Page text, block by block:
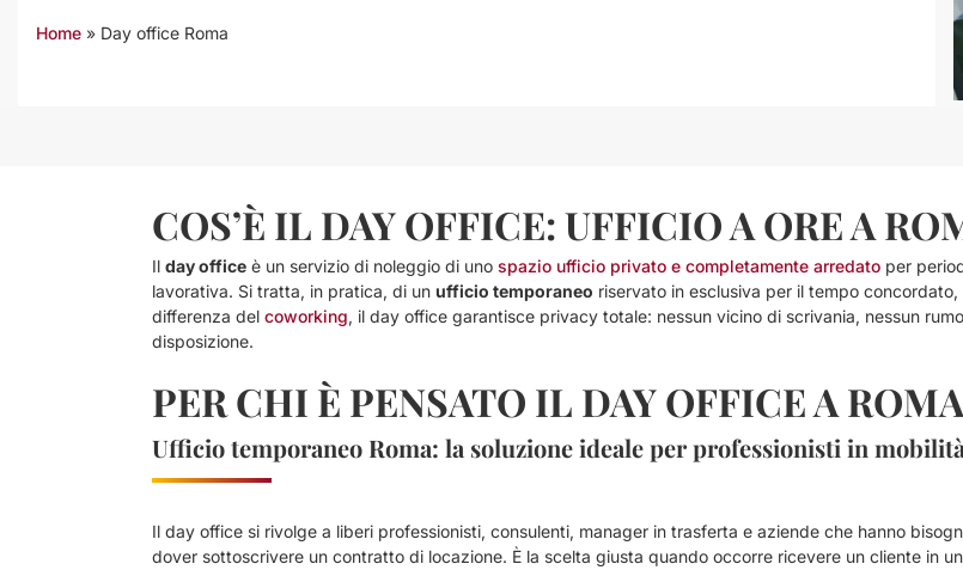
Home » Day office Roma
COS’È IL DAY OFFICE: UFFICIO A ORE A
Il day office è un servizio di noleggio di uno spazio ufficio privato e completamente arredato per
lavorativa. Si tratta, in pratica, di un ufficio temporaneo riservato in esclusiva per il tempo
differenza del coworking, il day office garantisce privacy totale: nessun vicino di scrivania, nessun
disposizione.
PER CHI È PENSATO IL DAY OFFICE A ROMA
Ufficio temporaneo Roma: la soluzione ideale per professionisti in mobilità
Il day office si rivolge a liberi professionisti, consulenti, manager in trasferta e aziende che hanno
dover sottoscrivere un contratto di locazione. È la scelta giusta quando occorre ricevere un cliente in